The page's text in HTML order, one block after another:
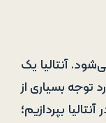
آنتالیا یک
توجه بسیاری از
بپردازیم؛